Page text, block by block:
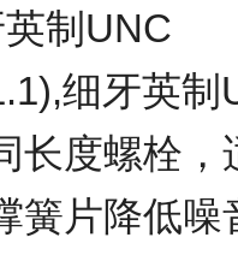
制UNC
细牙英
长度螺栓
簧片降低